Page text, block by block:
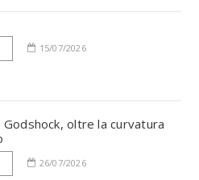
15/07/2026
Godshock, oltre la curvatura
26/07/2026